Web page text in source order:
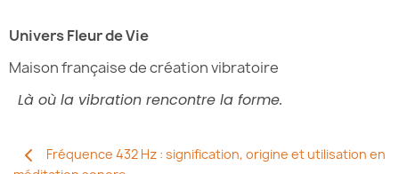
Univers Fleur de Vie
Maison française de création vibratoire
Là où la vibration rencontre la forme.
Fréquence 432 Hz : signification, origine et utilisation en